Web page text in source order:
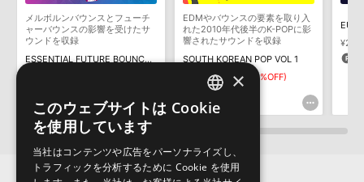
構成する全てのサウンドが、サンプルパックに含まれていることを
保証するものではありません。
ダウンロード製品という性質上、一切の返品・返金はお受け付け致
しかねます。
メルボルンバウンスとフューチ
ャーバウンスの影響を受けたサ
ウンドを収録
ESSENTIAL FUTURE BOUNCE VOL 1
EDMやバウンスの要素を取り入
れた2010年代後半のK-POPに影
響されたサウンドを収録
SOUTH KOREAN POP VOL 1
¥5,852 ¥2,926(50%OFF)
146pt
ENGLISH
×
このウェブサイトは Cookie
を使用しています
当社はコンテンツや広告をパーソナライズし、
トラフィックを分析するために Cookie を使用